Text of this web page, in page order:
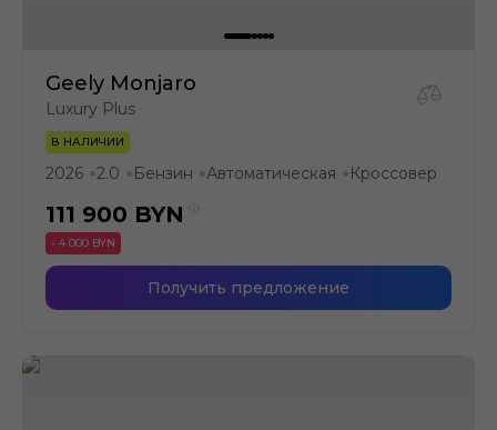
Geely Monjaro
Luxury Plus
В НАЛИЧИИ
2026 ●2.0 ● Бензин ●Автоматическая ● Кроссовер
111 900 BYN
- 4 000 BYN
Получить предложение